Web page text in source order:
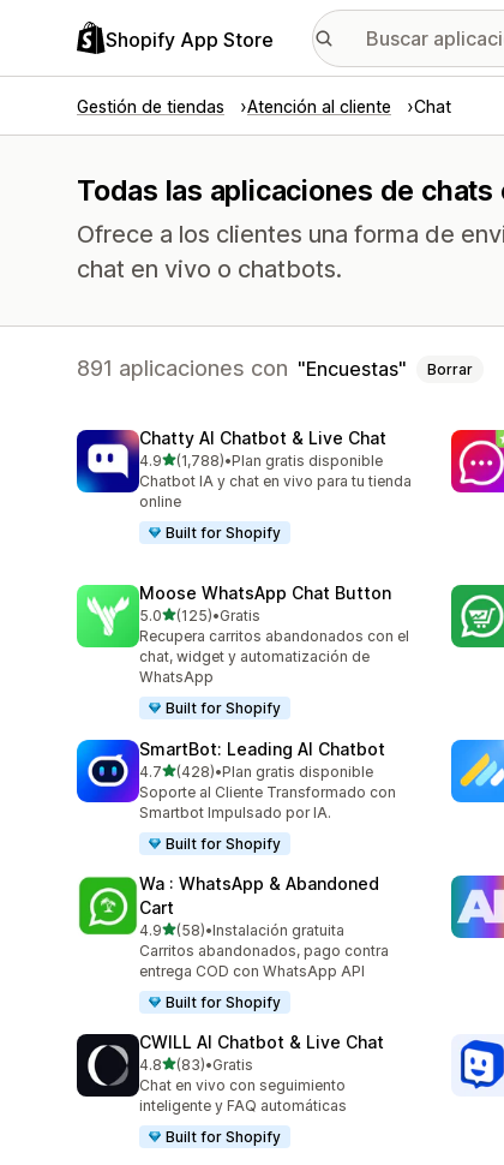
Shopify App Store
Gestión de tiendas Atención al cliente Chat
Todas las aplicaciones de
Ofrece a los clientes una forma de
chat en vivo o chatbots.
891 aplicaciones con Encuestas Borrar
Chatty AI Chatbot & Live Chat
4.9de 5 estrellas
(1,788)
1788 reseñas en total
•Plan gratis disponible
Chatbot IA y chat en vivo para tu tienda
online
Built for Shopify
Moose WhatsApp Chat Button
5.0de 5 estrellas
(125)
125 reseñas en total
•Gratis
Recupera carritos abandonados con el
chat, widget y automatización de
WhatsApp
Built for Shopify
SmartBot: Leading AI Chatbot
4.7de 5 estrellas
(428)
428 reseñas en total
•Plan gratis disponible
Soporte al Cliente Transformado con
Smartbot Impulsado por IA.
Built for Shopify
Wa : WhatsApp & Abandoned
Cart
4.9de 5 estrellas
(58)
58 reseñas en total
•Instalación gratuita
Carritos abandonados, pago contra
entrega COD con WhatsApp API
Built for Shopify
CWILL AI Chatbot & Live Chat
4.8de 5 estrellas
(83)
83 reseñas en total
•Gratis
Chat en vivo con seguimiento
inteligente y FAQ automáticas
Built for Shopify